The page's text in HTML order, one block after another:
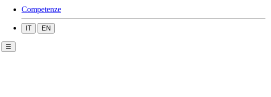
Competenze
IT EN
☰